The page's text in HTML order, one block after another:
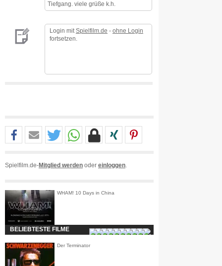
Tiefgang. viele grüße k.h.
Login mit Spielfilm.de - ohne Login
fortsetzen.
Spielfilm.de-Mitglied werden oder einloggen
WHAM! 10 Days in China
BELIEBTESTE FILME
Der Terminator